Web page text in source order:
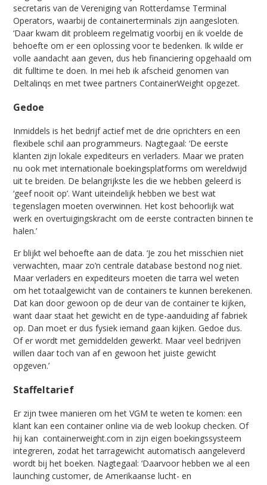
secretaris van de Vereniging van Rotterdamse Terminal
Operators, waarbij de containerterminals zijn aangesloten.
‘Daar kwam dit probleem regelmatig voorbij en ik voelde de
behoefte om er een oplossing voor te bedenken. Ik wilde er
volle aandacht aan geven, dus heb financiering opgehaald om
dit fulltime te doen. In mei heb ik afscheid genomen van
Deltalinqs en met twee partners ContainerWeight opgezet.
Gedoe
Inmiddels is het bedrijf actief met de drie oprichters en een
flexibele schil aan programmeurs. Nagtegaal: ‘De eerste
klanten zijn lokale expediteurs en verladers. Maar we praten
nu ook met internationale boekingsplatforms om wereldwijd
uit te breiden. De belangrijkste les die we hebben geleerd is
‘geef nooit op’. Want uiteindelijk hebben we best wat
tegenslagen moeten overwinnen. Het kost behoorlijk wat
werk en overtuigingskracht om de eerste contracten binnen te
halen.’
Er blijkt wel behoefte aan de data. ‘Je zou het misschien niet
verwachten, maar zo’n centrale database bestond nog niet.
Maar verladers en expediteurs moeten die tarra wel weten
om het totaalgewicht van de containers te kunnen berekenen.
Dat kan door gewoon op de deur van de container te kijken,
want daar staat het gewicht en de type-aanduiding af fabriek
op. Dan moet er dus fysiek iemand gaan kijken. Gedoe dus.
Of er wordt met gemiddelden gewerkt. Maar veel bedrijven
willen daar toch van af en gewoon het juiste gewicht
opgeven.’
Staffeltarief
Er zijn twee manieren om het VGM te weten te komen: een
klant kan een container online via de web lookup checken. Of
hij kan containerweight.com in zijn eigen boekingssysteem
integreren, zodat het tarragewicht automatisch aangeleverd
wordt bij het boeken. Nagtegaal: ‘Daarvoor hebben we al een
launching customer, de Amerikaanse lucht- en